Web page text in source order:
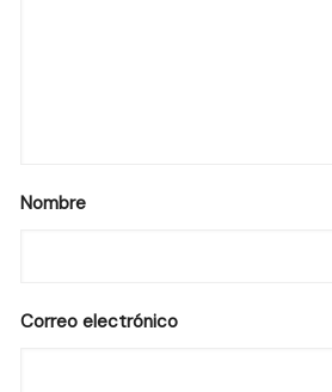
Nombre
Correo electrónico